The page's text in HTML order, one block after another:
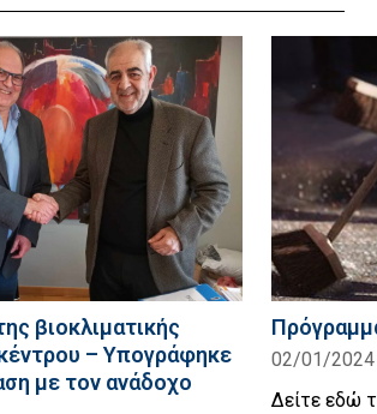
βιοκλιματικής
– Υπογράφηκε
με τον ανάδοχο
02/01/2024
Δείτε εδώ